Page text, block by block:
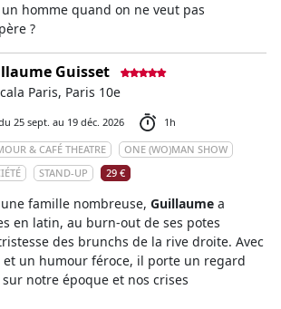
homme quand on ne veut pas
?
Guisset
Paris, Paris 10e
25 sept. au 19 déc. 2026
1h
& CAFÉ THEATRE
ONE (WO)MAN SHOW
STAND-UP 29 €
famille nombreuse, Guillaume a
en latin, au burn-out de ses potes
des brunchs de la rive droite. Avec
et un humour féroce, il porte un regard
notre époque et nos crises